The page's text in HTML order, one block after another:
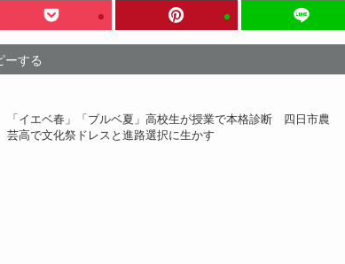
ーする
「イエベ春」「ブルベ夏」高校生が授業で本格診断 四日市農
芸高で文化祭ドレスと進路選択に生かす